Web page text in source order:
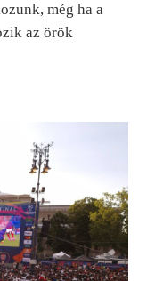
még ha a
az örök